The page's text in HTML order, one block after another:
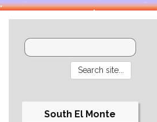
South El Monte